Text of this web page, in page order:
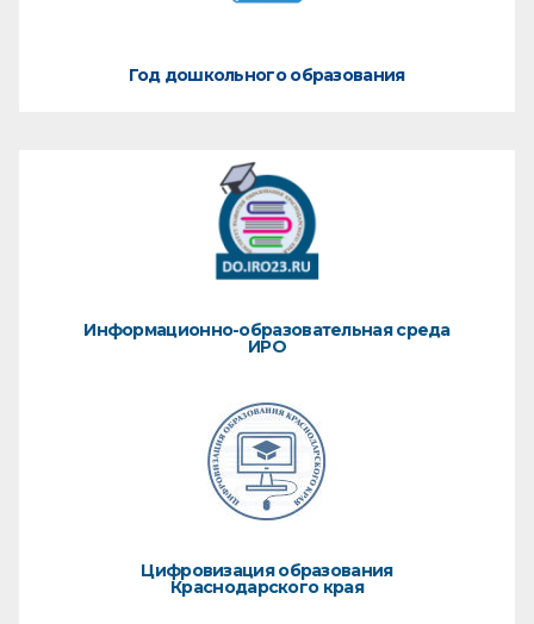
Год дошкольного образования
Информационно-образовательная среда
ИРО
Цифровизация образования
Краснодарского края